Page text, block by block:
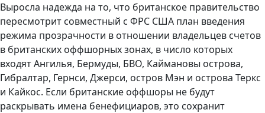
Выросла надежда на то, что британское правительство
пересмотрит совместный с ФРС США план введения
режима прозрачности в отношении владельцев счетов
в британских оффшорных зонах, в число которых
входят Ангилья, Бермуды, БВО, Каймановы острова,
Гибралтар, Гернси, Джерси, остров Мэн и острова Теркс
и Кайкос. Если британские оффшоры не будут
раскрывать имена бенефициаров, это сохранит